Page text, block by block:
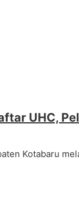
UHC,
Kotabaru